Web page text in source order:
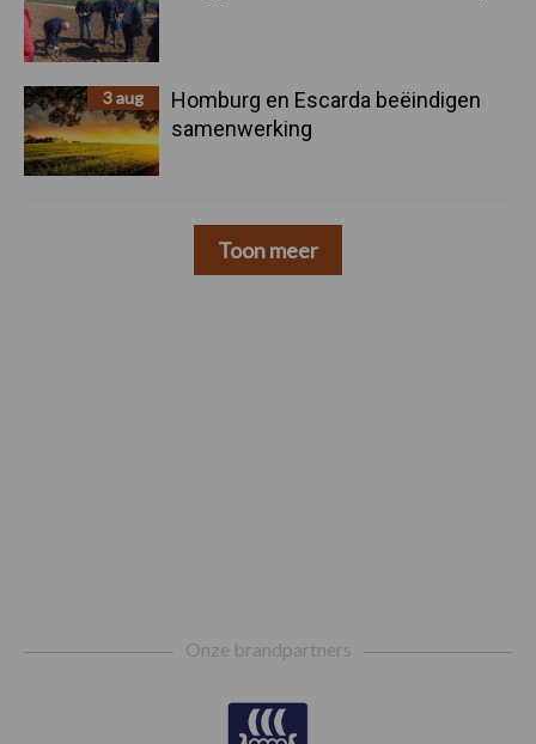
3 aug
Homburg en Escarda beëindigen
samenwerking
Toon meer
Onze brandpartners